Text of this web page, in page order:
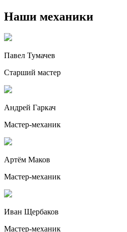
Наши механики
Павел Тумачев
Старший мастер
Андрей Гаркач
Мастер-механик
Артём Маков
Мастер-механик
Иван Щербаков
Мастер-механик